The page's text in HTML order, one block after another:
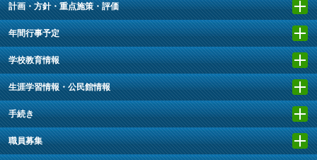
計画・方針・重点施策・評価
年間行事予定
学校教育情報
生涯学習情報・公民館情報
手続き
職員募集